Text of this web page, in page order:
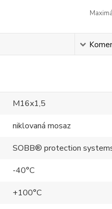
M16x1,5
niklovaná mosaz
SOBB® protection
-40°C
+100°C